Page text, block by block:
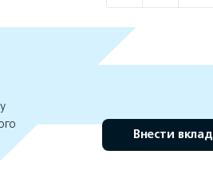
Внести вклад